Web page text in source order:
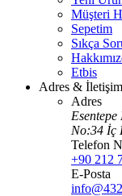
Müşteri
Sepetim
Sıkça
Etbis
Adres & İletişim
Adres
No:34 İç
Telefon
+90 212
E-Posta